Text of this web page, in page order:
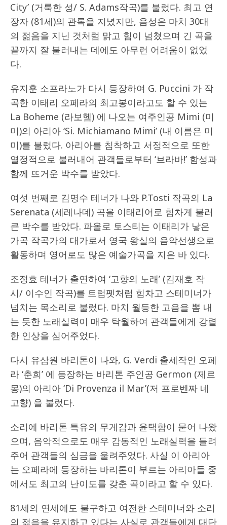
City’ (거룩한 성/ S. Adams작곡)를 불렀다. 최고 연
장자 (81세)의 관록을 지녔지만, 음성은 마치 30대
의 젊음을 지닌 것처럼 맑고 힘이 넘쳤으며 긴 곡을
끝까지 잘 불러내는 데에도 아무런 어려움이 없었
다.
유지훈 소프라노가 다시 등장하여 G. Puccini 가 작
곡한 이태리 오페라의 최고봉이라고도 할 수 있는
La Boheme (라보헴) 에 나오는 여주인공 Mimi (미
미)의 아리아 ‘Si. Michiamano Mimi’ (내 이름은 미
미)를 불렀다. 아리아를 침착하고 서정적으로 또한
열정적으로 불러내어 관객들로부터 ‘브라바!’ 함성과
함께 뜨거운 박수를 받았다.
여섯 번째로 김명수 테너가 나와 P.Tosti 작곡의 La
Serenata (세레나데) 곡을 이태리어로 힘차게 불러
큰 박수를 받았다. 파올로 토스티는 이태리가 낳은
가곡 작곡가의 대가로서 영국 왕실의 음악선생으로
활동하며 영어로도 많은 예술가곡을 지은 바 있다.
조정효 테너가 출연하여 ‘고향의 노래’ (김재호 작
시/ 이수인 작곡)를 트럼펫처럼 힘차고 스테미너가
넘치는 목소리로 불렀다. 마치 월등한 고음을 뽐 내
는 듯한 노래실력이 매우 탁월하여 관객들에게 강렬
한 인상을 심어주었다.
다시 유삼원 바리톤이 나와, G. Verdi 출세작인 오페
라 ‘춘희’ 에 등장하는 바리톤 주인공 Germon (제르
몽)의 아리아 ‘Di Provenza il Mar’(저 프로벤짜 네
고향) 을 불렀다.
소리에 바리톤 특유의 무게감과 윤택함이 묻어 나왔
으며, 음악적으로도 매우 감동적인 노래실력을 들려
주어 관객들의 심금을 울려주었다. 사실 이 아리아
는 오페라에 등장하는 바리톤이 부르는 아리아들 중
에서도 최고의 난이도를 갖춘 곡이라고 할 수 있다.
81세의 연세에도 불구하고 여전한 스테미너와 소리
의 젊음을 유지하고 있다는 사실로 관객들에게 대단